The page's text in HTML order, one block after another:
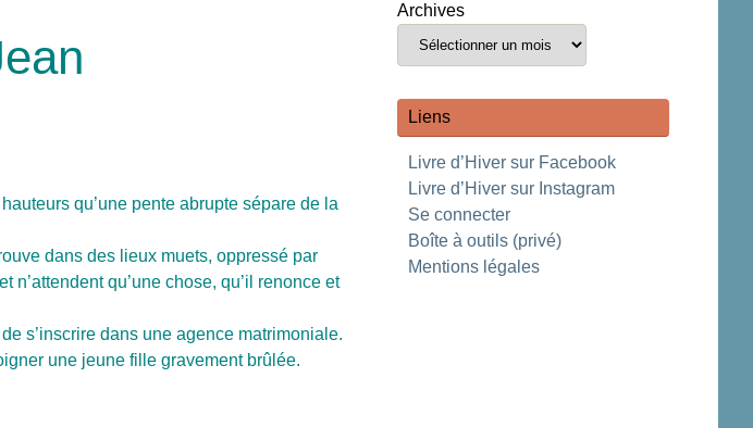
qu’une pente abrupte sépare de la
dans des lieux muets, oppressé par
n’attendent qu’une chose, qu’il renonce et
s’inscrire dans une agence matrimoniale.
une jeune fille gravement brûlée.
Archives
Liens
Livre d’Hiver sur Facebook
Livre d’Hiver sur Instagram
Se connecter
Boîte à outils (privé)
Mentions légales